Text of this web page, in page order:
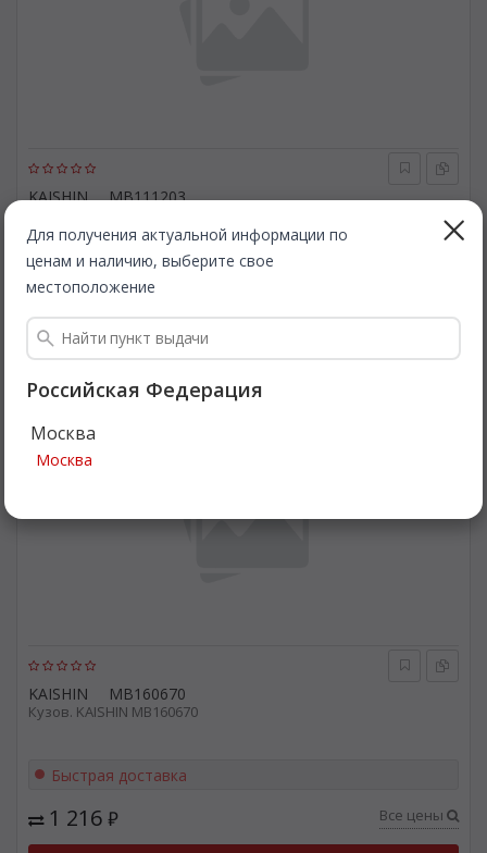
Для получения актуальной информации по
ценам и наличию, выберите свое
местоположение
Российская Федерация
Москва
Москва
KAISHIN MB111203
1 216₽ Все цены
Подробнее
KAISHIN MB160670
Кузов. KAISHIN MB160670
Быстрая доставка
1 216 ₽ Все цены